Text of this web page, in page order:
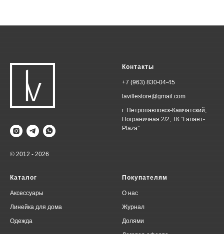
© 2012 - 2026
Контакты
+7 (963) 830-04-45
lavillestore@gmail.com
г. Петропавловск-Камчатский,
Пограничная 2/2, ТК “Галант-
Plaza”
Каталог
Аксессуары
Линейка для дома
Одежда
Покупателям
О нас
Журнал
Долями